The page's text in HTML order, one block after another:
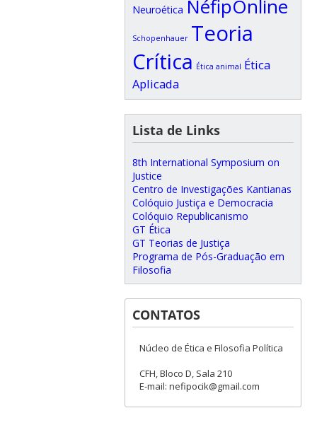
Neuroética NéfipOnline
Schopenhauer Teoria
Crítica Ética animal Ética
Aplicada
Lista de Links
8th International Symposium on
Justice
Centro de Investigações Kantianas
Colóquio Justiça e Democracia
Colóquio Republicanismo
GT Ética
GT Teorias de Justiça
Programa de Pós-Graduação em
Filosofia
CONTATOS
Núcleo de Ética e Filosofia Política
CFH, Bloco D, Sala 210
E-mail: nefipocik@gmail.com